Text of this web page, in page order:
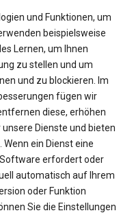
und Funktionen, um
beispielsweise
Lernen, um Ihnen
zu stellen und um
und zu blockieren. Im
fügen wir
diese, erhöhen
Dienste und bieten
ein Dienst eine
erfordert oder
automatisch auf Ihrem
oder Funktion
Sie die Einstellungen